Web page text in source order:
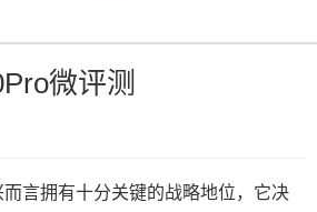
微评测
而言拥有十分关键的战略地位，它决